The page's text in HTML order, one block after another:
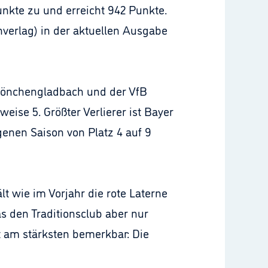
zu und erreicht 942 Punkte.
in der aktuellen Ausgabe
und der VfB
5. Größter Verlierer ist Bayer
Saison von Platz 4 auf 9
wie im Vorjahr die rote Laterne
den Traditionsclub aber nur
stärksten bemerkbar: Die